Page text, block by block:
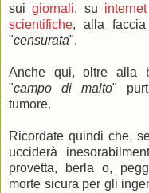
suigiornali, su internet
scientifiche, alla
"censurata".
Anche qui, oltre alla
"campo di malto"
tumore.
Ricordate quindi che,
ucciderà
provetta, berla o,
morte sicura per gli